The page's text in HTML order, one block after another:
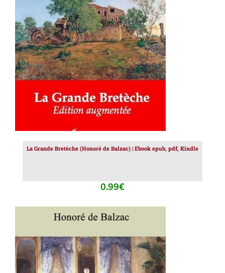
AJOUTER AU PANIER / DÉTAILS
La Grande Bretèche (Honoré de Balzac) | Ebook epub, pdf, Kindle
0.99€